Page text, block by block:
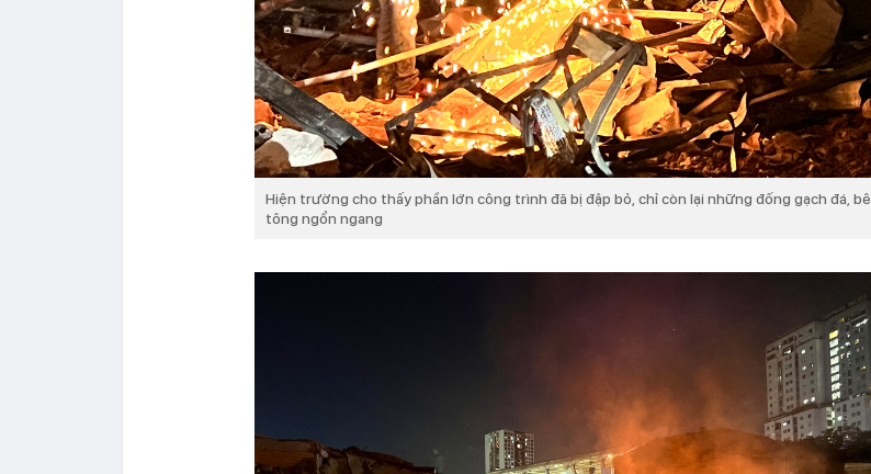
Hiện trường cho thấy phần lớn công trình đã bị đập bỏ, chỉ còn lại những đống gạch đá, bê
tông ngổn ngang